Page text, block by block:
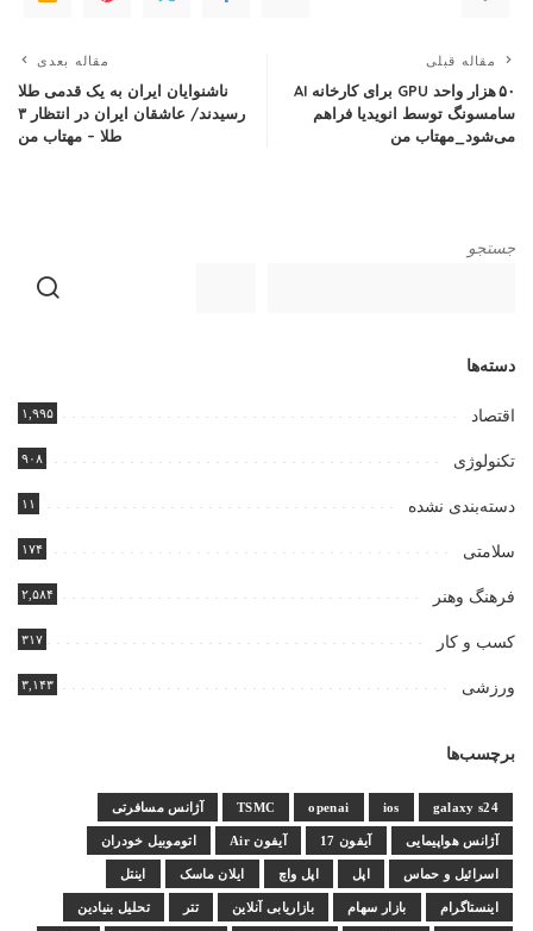
مقاله قبلی
۵۰ هزار واحد GPU برای کارخانه AI
سامسونگ توسط انویدیا فراهم
می‌شود_مهتاب من
مقاله بعدی
ناشنوایان ایران به یک قدمی طلا
رسیدند/ عاشقان ایران در انتظار ۳
طلا – مهتاب من
جستجو
دسته‌ها
اقتصاد ۱,۹۹۵
تکنولوژی ۹۰۸
دسته‌بندی نشده ۱۱
سلامتی ۱۷۴
فرهنگ وهنر ۲,۵۸۴
کسب و کار ۳۱۷
ورزشی ۳,۱۴۳
برچسب‌ها
galaxy s24
ios
openai
TSMC آژانس مسافرتی
آژانس هواپیمایی آیفون 17 آیفون Air اتوموبیل خودران
اسرائیل و حماس اپل اپل واچ ایلان ماسک اینتل
اینستاگرام بازار سهام بازاریابی آنلاین تتر تحلیل بنیادین